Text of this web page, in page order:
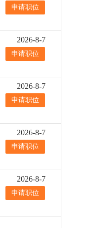
申请职位
2026-8-7
申请职位
2026-8-7
申请职位
2026-8-7
申请职位
2026-8-7
申请职位